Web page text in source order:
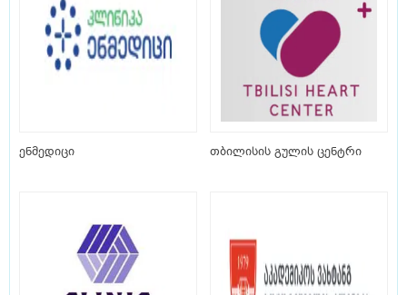
ენმედიცი თბილისის გულის ცენტრი